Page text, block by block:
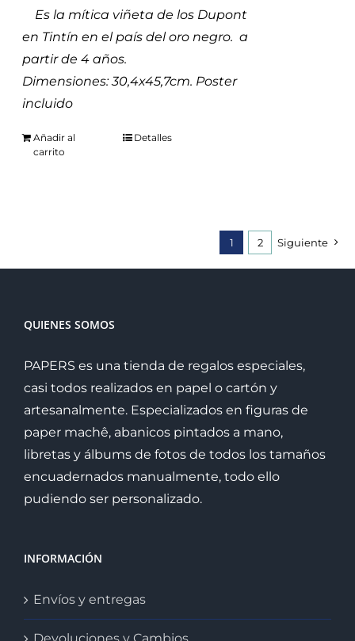
Es la mítica viñeta de los Dupont
en Tintín en el país del oro negro. a
partir de 4 años.
Dimensiones:30,4x45,7cm. Poster
incluido
Añadir al
carrito
Detalles
1 2 Siguiente
QUIENES SOMOS
PAPERS es una tienda de regalos especiales,
casi todos realizados en papel o cartón y
artesanalmente. Especializados en figuras de
paper machê, abanicos pintados a mano,
libretas y álbums de fotos de todos los tamaños
encuadernados manualmente, todo ello
pudiendo ser personalizado.
INFORMACIÓN
Envíos y entregas